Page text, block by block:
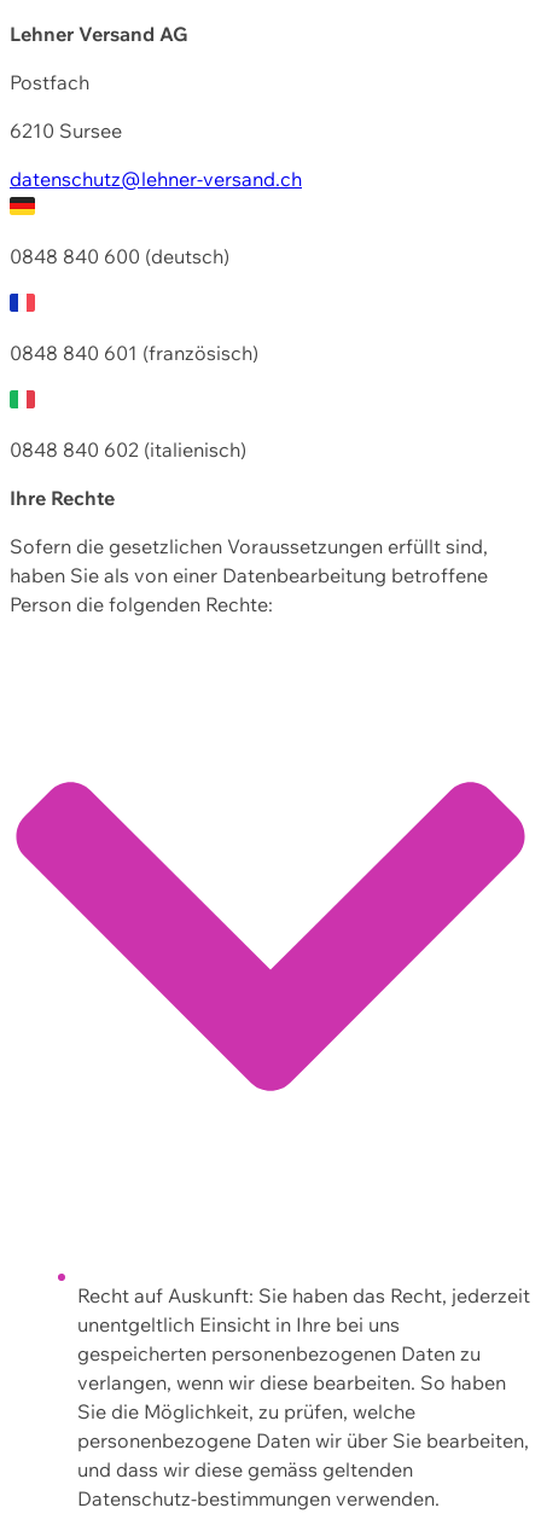
Lehner Versand AG
Postfach
6210 Sursee
datenschutz@lehner-versand.ch
0848 840 600 (deutsch)
0848 840 601 (französisch)
0848 840 602 (italienisch)
Ihre Rechte
Sofern die gesetzlichen Voraussetzungen erfüllt sind,
haben Sie als von einer Datenbearbeitung betroffene
Person die folgenden Rechte:
Recht auf Auskunft: Sie haben das Recht, jederzeit
unentgeltlich Einsicht in Ihre bei uns
gespeicherten personenbezogenen Daten zu
verlangen, wenn wir diese bearbeiten. So haben
Sie die Möglichkeit, zu prüfen, welche
personenbezogene Daten wir über Sie bearbeiten,
und dass wir diese gemäss geltenden
Datenschutz-bestimmungen verwenden.